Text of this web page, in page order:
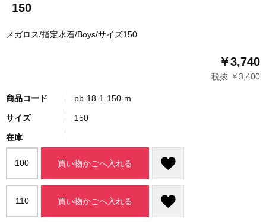
150
メガロス/指定水着/Boys/サイズ150
￥3,740
税抜 ￥3,400
商品コード pb-18-1-150-m
サイズ 150
在庫
100 買い物かごへ入れる
110 買い物かごへ入れる